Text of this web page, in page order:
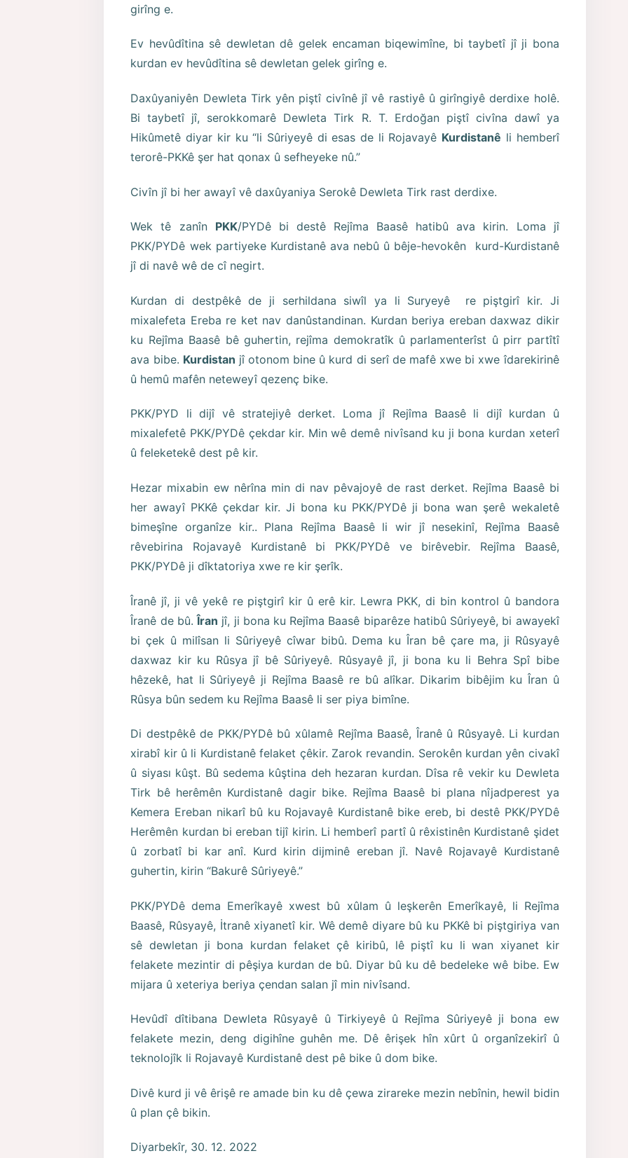
girîng e.
Ev hevûdîtina sê dewletan dê gelek encaman biqewimîne, bi taybetî jî ji bona
kurdan ev hevûdîtina sê dewletan gelek girîng e.
Daxûyaniyên Dewleta Tirk yên piştî civînê jî vê rastiyê û girîngiyê derdixe holê.
Bi taybetî jî, serokkomarê Dewleta Tirk R. T. Erdoğan piştî civîna dawî ya
Hikûmetê diyar kir ku “li Sûriyeyê di esas de li Rojavayê Kurdistanê li hemberî
terorê-PKKê şer hat qonax û sefheyeke nû.”
Civîn jî bi her awayî vê daxûyaniya Serokê Dewleta Tirk rast derdixe.
Wek tê zanîn PKK/PYDê bi destê Rejîma Baasê hatibû ava kirin. Loma jî
PKK/PYDê wek partiyeke Kurdistanê ava nebû û bêje-hevokên kurd-Kurdistanê
jî di navê wê de cî negirt.
Kurdan di destpêkê de ji serhildana siwîl ya li Suryeyê re piştgirî kir. Ji
mixalefeta Ereba re ket nav danûstandinan. Kurdan beriya ereban daxwaz dikir
ku Rejîma Baasê bê guhertin, rejîma demokratîk û parlamenterîst û pirr partîtî
ava bibe. Kurdistan jî otonom bine û kurd di serî de mafê xwe bi xwe îdarekirinê
û hemû mafên neteweyî qezenç bike.
PKK/PYD li dijî vê stratejiyê derket. Loma jî Rejîma Baasê li dijî kurdan û
mixalefetê PKK/PYDê çekdar kir. Min wê demê nivîsand ku ji bona kurdan xeterî
û feleketekê dest pê kir.
Hezar mixabin ew nêrîna min di nav pêvajoyê de rast derket. Rejîma Baasê bi
her awayî PKKê çekdar kir. Ji bona ku PKK/PYDê ji bona wan şerê wekaletê
bimeşîne organîze kir.. Plana Rejîma Baasê li wir jî nesekinî, Rejîma Baasê
rêvebirina Rojavayê Kurdistanê bi PKK/PYDê ve birêvebir. Rejîma Baasê,
PKK/PYDê ji dîktatoriya xwe re kir şerîk.
Îranê jî, ji vê yekê re piştgirî kir û erê kir. Lewra PKK, di bin kontrol û bandora
Îranê de bû.Îran jî, ji bona ku Rejîma Baasê biparêze hatibû Sûriyeyê, bi awayekî
bi çek û milîsan li Sûriyeyê cîwar bibû. Dema ku Îran bê çare ma, ji Rûsyayê
daxwaz kir ku Rûsya jî bê Sûriyeyê. Rûsyayê jî, ji bona ku li Behra Spî bibe
hêzekê, hat li Sûriyeyê ji Rejîma Baasê re bû alîkar. Dikarim bibêjim ku Îran û
Rûsya bûn sedem ku Rejîma Baasê li ser piya bimîne.
Di destpêkê de PKK/PYDê bû xûlamê Rejîma Baasê, Îranê û Rûsyayê. Li kurdan
xirabî kir û li Kurdistanê felaket çêkir. Zarok revandin. Serokên kurdan yên civakî
û siyası kûşt. Bû sedema kûştina deh hezaran kurdan. Dîsa rê vekir ku Dewleta
Tirk bê herêmên Kurdistanê dagir bike. Rejîma Baasê bi plana nîjadperest ya
Kemera Ereban nikarî bû ku Rojavayê Kurdistanê bike ereb, bi destê PKK/PYDê
Herêmên kurdan bi ereban tijî kirin. Li hemberî partî û rêxistinên Kurdistanê şidet
û zorbatî bi kar anî. Kurd kirin dijminê ereban jî. Navê Rojavayê Kurdistanê
guhertin, kirin “Bakurê Sûriyeyê.”
PKK/PYDê dema Emerîkayê xwest bû xûlam û leşkerên Emerîkayê, li Rejîma
Baasê, Rûsyayê, İtranê xiyanetî kir. Wê demê diyare bû ku PKKê bi piştgiriya van
sê dewletan ji bona kurdan felaket çê kiribû, lê piştî ku li wan xiyanet kir
felakete mezintir di pêşiya kurdan de bû. Diyar bû ku dê bedeleke wê bibe. Ew
mijara û xeteriya beriya çendan salan jî min nivîsand.
Hevûdî dîtibana Dewleta Rûsyayê û Tirkiyeyê û Rejîma Sûriyeyê ji bona ew
felakete mezin, deng digihîne guhên me. Dê êrişek hîn xûrt û organîzekirî û
teknolojîk li Rojavayê Kurdistanê dest pê bike û dom bike.
Divê kurd ji vê êrişê re amade bin ku dê çewa zirareke mezin nebînin, hewil bidin
û plan çê bikin.
Diyarbekîr, 30. 12. 2022